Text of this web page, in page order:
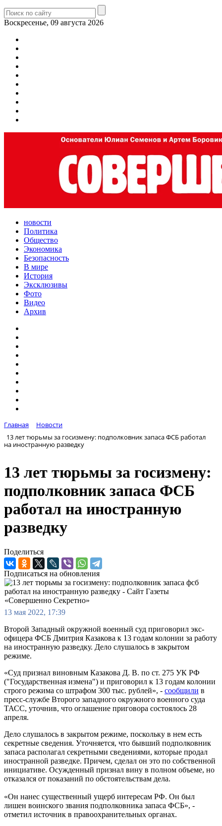
Воскресенье, 09 августа 2026
новости
Политика
Общество
Экономика
Безопасность
В мире
История
Эксклюзивы
Фото
Видео
Архив
Главная
Новости
13 лет тюрьмы за госизмену: подполковник запаса ФСБ работал
на иностранную разведку
13 лет тюрьмы за госизмену:
подполковник запаса ФСБ
работал на иностранную
разведку
Поделиться
Подписаться на обновления
13 мая 2022, 17:39
Второй Западный окружной военный суд приговорил экс-
офицера ФСБ Дмитрия Казакова к 13 годам колонии за работу
на иностранную разведку. Дело слушалось в закрытом
режиме.
«Суд признал виновным Казакова Д. В. по ст. 275 УК РФ
("Государственная измена") и приговорил к 13 годам колонии
строго режима со штрафом 300 тыс. рублей», - сообщили в
пресс-службе Второго западного окружного военного суда
ТАСС, уточнив, что оглашение приговора состоялось 28
апреля.
Дело слушалось в закрытом режиме, поскольку в нем есть
секретные сведения. Уточняется, что бывший подполковник
запаса располагал секретными сведениями, которые продал
иностранной разведке. Причем, сделал он это по собственной
инициативе. Осужденный признал вину в полном объеме, но
отказался от показаний по обстоятельствам дела.
«Он нанес существенный ущерб интересам РФ. Он был
лишен воинского звания подполковника запаса ФСБ», -
отметил источник в правоохранительных органах.